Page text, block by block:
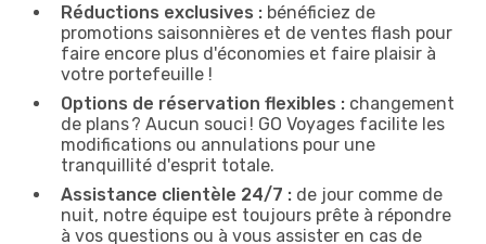
Réductions exclusives : bénéficiez de
promotions saisonnières et de ventes flash pour
faire encore plus d'économies et faire plaisir à
votre portefeuille !
Options de réservation flexibles : changement
de plans ? Aucun souci ! GO Voyages facilite les
modifications ou annulations pour une
tranquillité d'esprit totale.
Assistance clientèle 24/7 : de jour comme de
nuit, notre équipe est toujours prête à répondre
à vos questions ou à vous assister en cas de